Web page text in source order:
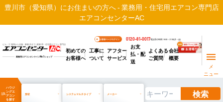
豊川市（愛知県）にお住まいの方へ - 業務用・住宅用エアコン専門店
エアコンセンターAC
ビル・工場用から店舗・事務所まで | 業務用・住宅用エアコン専門店
業務用エアコンオンラインNo.1ショップ
お客様ページログイン 0120-81-0017電話受付時間 / 9:00～17:30(月～金)
初めての
お客様へ
工事に
ついて
アフター
サービス
お支
払・配
送
よくある
ご質問
会社
概要
メ
ニュー
manage_search
ハウジ
ングエ
アコン
を探す
形状 システムマルチタイプ メーカー 検索